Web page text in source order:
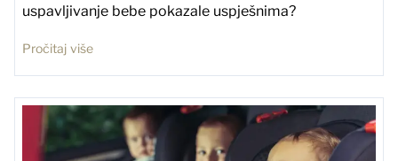
uspavljivanje bebe pokazale uspješnima?
Pročitaj više